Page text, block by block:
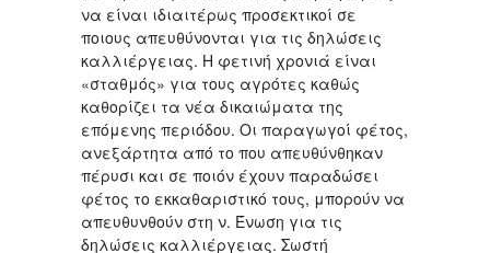
να είναι ιδιαιτέρως προσεκτικοί σε
ποιους απευθύνονται για τις δηλώσεις
καλλιέργειας. Η φετινή χρονιά είναι
«σταθμός» για τους αγρότες καθώς
καθορίζει τα νέα δικαιώματα της
επόμενης περιόδου. Οι παραγωγοί φέτος,
ανεξάρτητα από το που απευθύνθηκαν
πέρυσι και σε ποιόν έχουν παραδώσει
φέτος το εκκαθαριστικό τους, μπορούν να
απευθυνθούν στη ν. Ένωση για τις
δηλώσεις καλλιέργειας. Σωστή